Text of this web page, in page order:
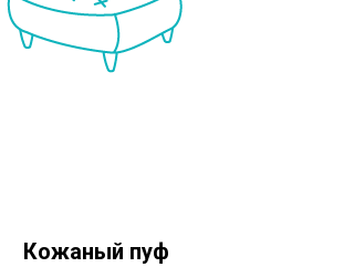
Кожаный пуф